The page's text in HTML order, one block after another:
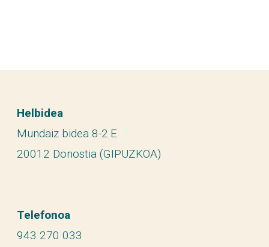
Helbidea
Mundaiz bidea 8-2.E
20012 Donostia (GIPUZKOA)
Telefonoa
943 270 033